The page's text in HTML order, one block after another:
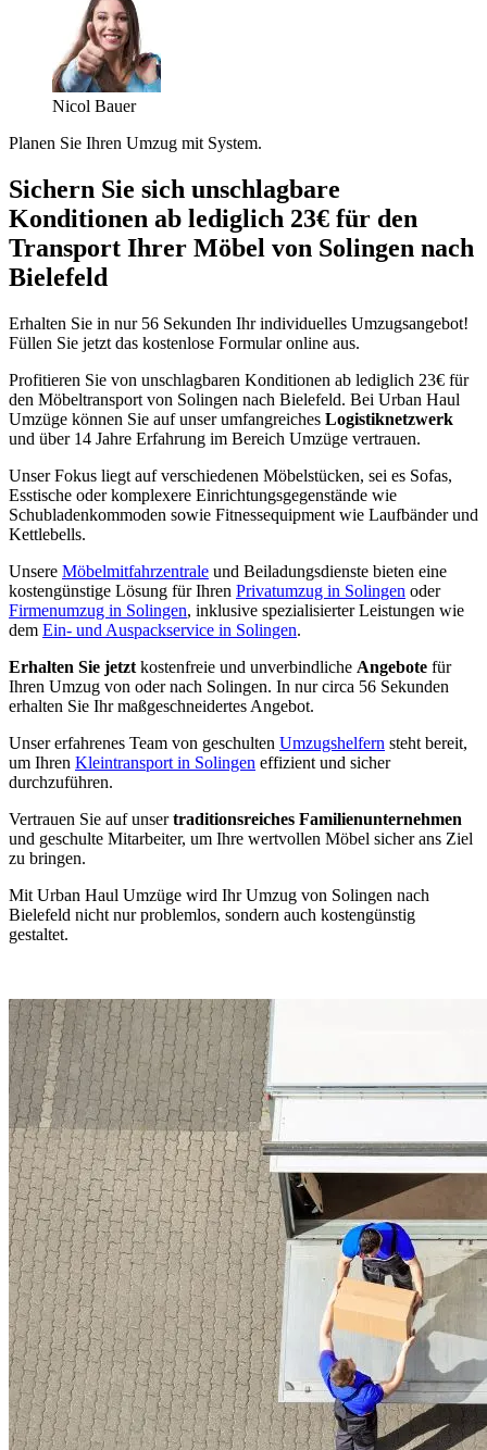
Nicol Bauer
Planen Sie Ihren Umzug mit System.
Sichern Sie sich unschlagbare
Konditionen ab lediglich 23€ für den
Transport Ihrer Möbel von Solingen nach
Bielefeld
Erhalten Sie in nur 56 Sekunden Ihr individuelles Umzugsangebot!
Füllen Sie jetzt das kostenlose Formular online aus.
Profitieren Sie von unschlagbaren Konditionen ab lediglich 23€ für
den Möbeltransport von Solingen nach Bielefeld. Bei Urban Haul
Umzüge können Sie auf unser umfangreiches Logistiknetzwerk
und über 14 Jahre Erfahrung im Bereich Umzüge vertrauen.
Unser Fokus liegt auf verschiedenen Möbelstücken, sei es Sofas,
Esstische oder komplexere Einrichtungsgegenstände wie
Schubladenkommoden sowie Fitnessequipment wie Laufbänder und
Kettlebells.
Unsere Möbelmitfahrzentrale und Beiladungsdienste bieten eine
kostengünstige Lösung für Ihren Privatumzug in Solingen oder
Firmenumzug in Solingen, inklusive spezialisierter Leistungen wie
dem Ein- und Auspackservice in Solingen.
Erhalten Sie jetzt kostenfreie und unverbindliche Angebote für
Ihren Umzug von oder nach Solingen. In nur circa 56 Sekunden
erhalten Sie Ihr maßgeschneidertes Angebot.
Unser erfahrenes Team von geschulten Umzugshelfern steht bereit,
um Ihren Kleintransport in Solingen effizient und sicher
durchzuführen.
Vertrauen Sie auf unsertraditionsreiches Familienunternehmen
und geschulte Mitarbeiter, um Ihre wertvollen Möbel sicher ans Ziel
zu bringen.
Mit Urban Haul Umzüge wird Ihr Umzug von Solingen nach
Bielefeld nicht nur problemlos, sondern auch kostengünstig
gestaltet.